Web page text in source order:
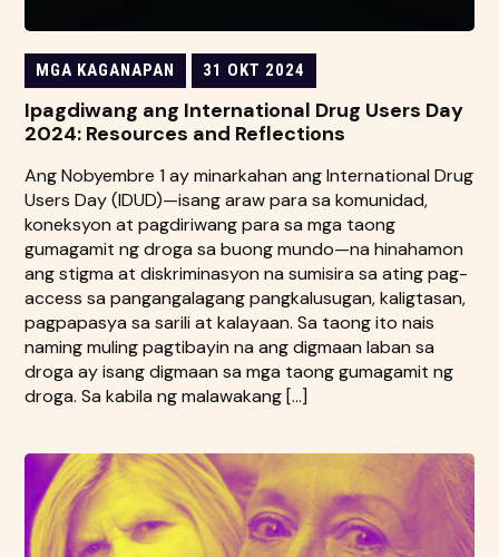
MGA KAGANAPAN 31 OKT 2024
Ipagdiwang ang International Drug Users Day
2024: Resources and Reflections
Ang Nobyembre 1 ay minarkahan ang International Drug
Users Day (IDUD)—isang araw para sa komunidad,
koneksyon at pagdiriwang para sa mga taong
gumagamit ng droga sa buong mundo—na hinahamon
ang stigma at diskriminasyon na sumisira sa ating pag-
access sa pangangalagang pangkalusugan, kaligtasan,
pagpapasya sa sarili at kalayaan. Sa taong ito nais
naming muling pagtibayin na ang digmaan laban sa
droga ay isang digmaan sa mga taong gumagamit ng
droga. Sa kabila ng malawakang […]